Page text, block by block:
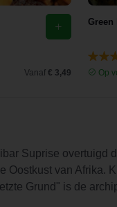
Vanaf € 3,49
Green
Op
Suprise overtuigd
Oostkust van Afrika.
Grund" is de